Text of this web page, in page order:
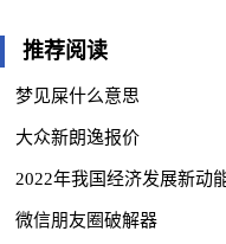
推荐阅读
梦见屎什么意思
大众新朗逸报价
2022年我国经济发展新动
微信朋友圈破解器